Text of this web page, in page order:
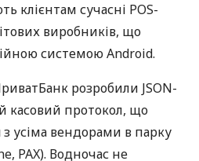
клієнтам сучасні POS-
виробників, що
системою Android.
розробили JSON-
касовий протокол, що
усіма вендорами в парку
PAX). Водночас не